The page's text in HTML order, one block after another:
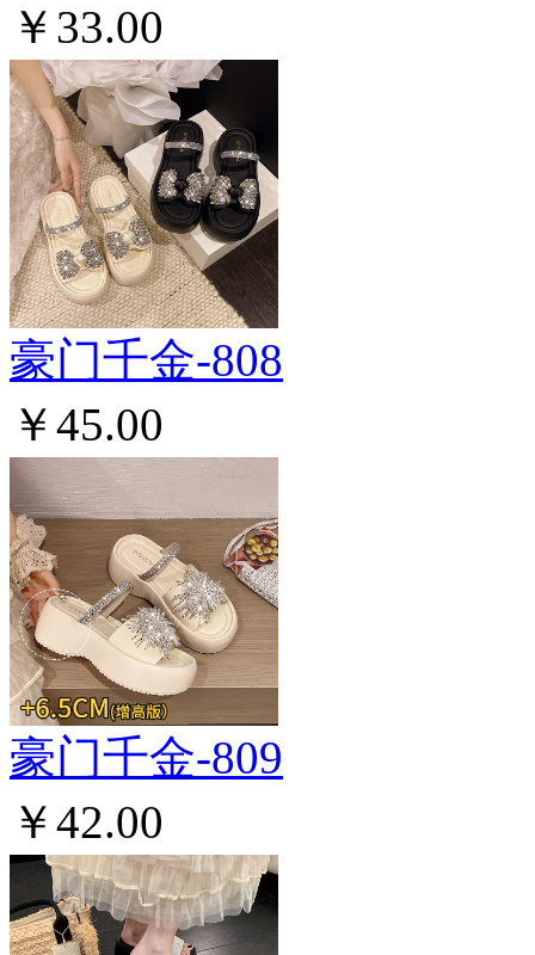
￥33.00
豪门千金-808
￥45.00
豪门千金-809
￥42.00